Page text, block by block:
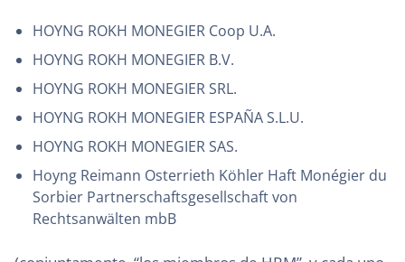
HOYNG ROKH MONEGIER Coop U.A.
HOYNG ROKH MONEGIER B.V.
HOYNG ROKH MONEGIER SRL.
HOYNG ROKH MONEGIER ESPAÑA S.L.U.
HOYNG ROKH MONEGIER SAS.
Hoyng Reimann Osterrieth Köhler Haft Monégier du
Sorbier Partnerschaftsgesellschaft von
Rechtsanwälten mbB